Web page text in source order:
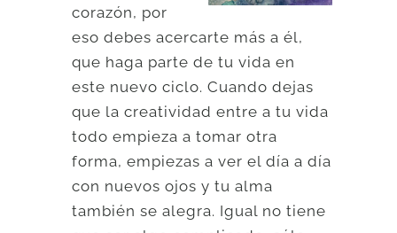
corazón, por
eso debes acercarte más a él,
que haga parte de tu vida en
este nuevo ciclo. Cuando dejas
que la creatividad entre a tu vida
todo empieza a tomar otra
forma, empiezas a ver el día a día
con nuevos ojos y tu alma
también se alegra. Igual no tiene